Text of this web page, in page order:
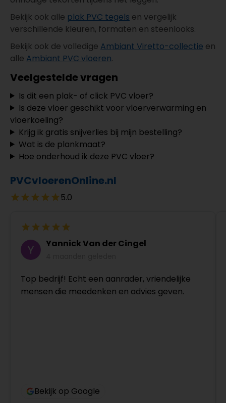
Bekijk ook alle plak PVC tegels en vergelijk
verschillende kleuren, formaten en steenlooks.
Bekijk ook de volledige Ambiant Viretto-collectie en
alle Ambiant PVC vloeren.
Veelgestelde vragen
Is dit een plak- of click PVC vloer?
Is deze vloer geschikt voor vloerverwarming en
vloerkoeling?
Krijg ik gratis snijverlies bij mijn bestelling?
Wat is de plankmaat?
Hoe onderhoud ik deze PVC vloer?
PVCvloerenOnline.nl
5.0
Yannick Van der Cingel
Top bedrijf! Echt een aanrader, vriendelijke
mensen die meedenken en advies geven.
Bekijk op Google